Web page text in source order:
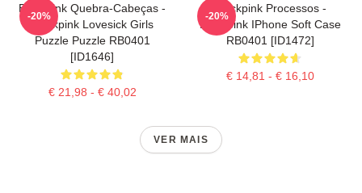
Blackpink Quebra-Cabeças -
Blackpink Lovesick Girls
Puzzle Puzzle RB0401
[ID1646]
€ 21,98 - € 40,02
-20%
Blackpink Processos -
Blackpink IPhone Soft Case
RB0401 [ID1472]
€ 14,81 - € 16,10
-20%
VER MAIS